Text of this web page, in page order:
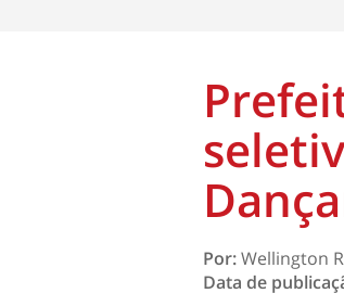
Por:Wellington
Data de